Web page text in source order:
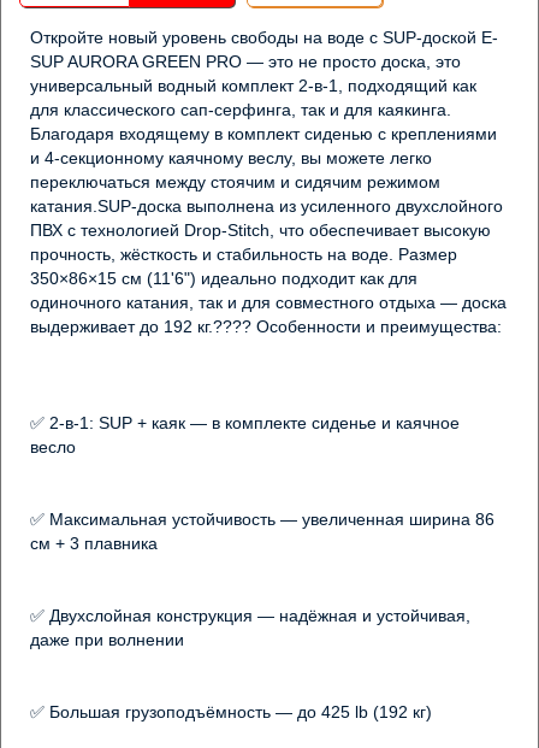
Откройте новый уровень свободы на воде с SUP-доской E-
SUP AURORA GREEN PRO — это не просто доска, это
универсальный водный комплект 2-в-1, подходящий как
для классического сап-серфинга, так и для каякинга.
Благодаря входящему в комплект сиденью с креплениями
и 4-секционному каячному веслу, вы можете легко
переключаться между стоячим и сидячим режимом
катания.SUP-доска выполнена из усиленного двухслойного
ПВХ с технологией Drop-Stitch, что обеспечивает высокую
прочность, жёсткость и стабильность на воде. Размер
350×86×15 см (11'6") идеально подходит как для
одиночного катания, так и для совместного отдыха — доска
выдерживает до 192 кг.???? Особенности и преимущества:
✅ 2-в-1: SUP + каяк — в комплекте сиденье и каячное
весло
✅ Максимальная устойчивость — увеличенная ширина 86
см + 3 плавника
✅ Двухслойная конструкция — надёжная и устойчивая,
даже при волнении
✅ Большая грузоподъёмность — до 425 lb (192 кг)